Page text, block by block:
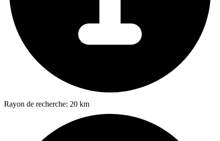
Rayon de recherche: 20 km